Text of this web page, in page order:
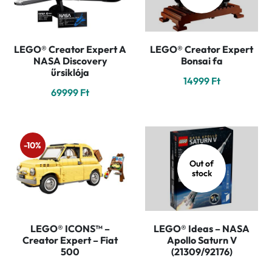
LEGO® Creator Expert A
NASA Discovery
űrsiklója
69999 Ft
LEGO® Creator Expert
Bonsai fa
14999 Ft
-10%
LEGO® ICONS™ –
Creator Expert – Fiat
500
Out of
stock
LEGO® Ideas – NASA
Apollo Saturn V
(21309/92176)